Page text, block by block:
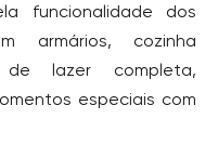
funcionalidade dos
armários, cozinha
lazer completa,
especiais com